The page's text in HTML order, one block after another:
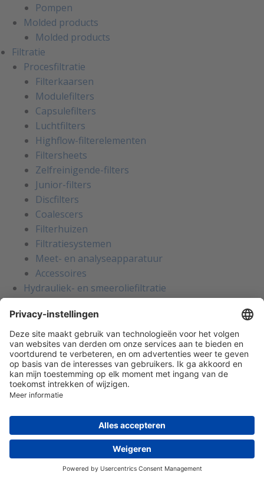
Pompen
Molded products
Molded products
Filtratie
Procesfiltratie
Filterkaarsen
Modulefilters
Capsulefilters
Luchtfilters
Highflow-filterelementen
Filtersheets
Zelfreinigende-filters
Junior-filters
Discfilters
Coalescers
Filterhuizen
Filtratiesystemen
Meet- en analyseapparatuur
Accessoires
Hydrauliek- en smeeroliefiltratie
Filterelementen
Filterhuizen
Beluchtingsfilters
Filtratiesystemen
Meet- en analyseapparatuur
Accessoires
Breekplaten
Breekplaten
Houders voor breekplaten
Explosiepanelen